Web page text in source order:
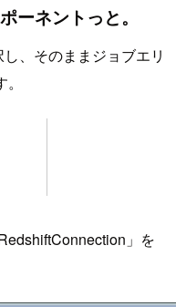
ーネントっと。
、そのままジョブエリ
」を